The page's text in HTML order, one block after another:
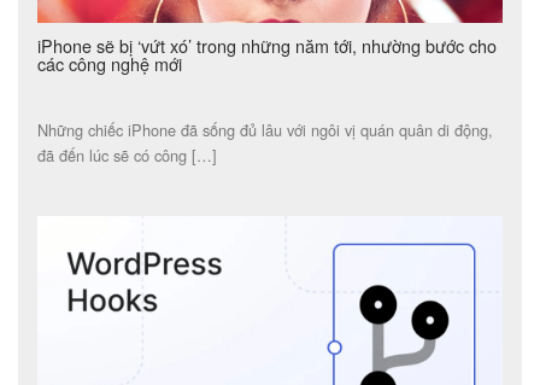
iPhone sẽ bị ‘vứt xó’ trong những năm tới, nhường bước cho
các công nghệ mới
Những chiếc iPhone đã sống đủ lâu với ngôi vị quán quân di động,
đã đến lúc sẽ có công […]